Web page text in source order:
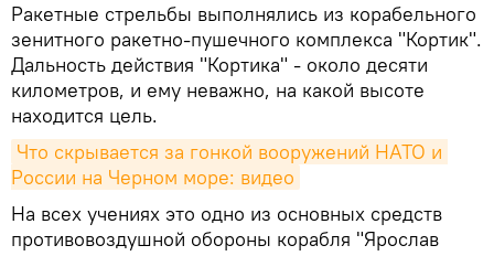
Ракетные стрельбы выполнялись из корабельного
зенитного ракетно-пушечного комплекса "Кортик".
Дальность действия "Кортика" - около десяти
километров, и ему неважно, на какой высоте
находится цель.
Что скрывается за гонкой вооружений НАТО и
России на Черном море: видео
На всех учениях это одно из основных средств
противовоздушной обороны корабля "Ярослав